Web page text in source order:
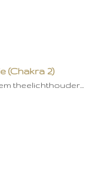
(Chakra 2)
theelichthouder…